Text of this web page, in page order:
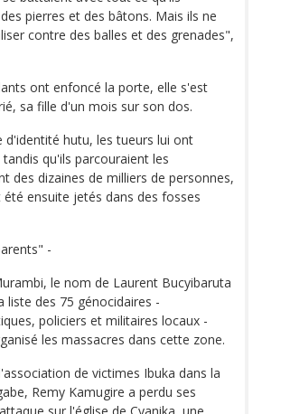
pierres et des bâtons. Mais ils ne
contre des balles et des grenades",
ont enfoncé la porte, elle s'est
sa fille d'un mois sur son dos.
d'identité hutu, les tueurs lui ont
qu'ils parcouraient les
des dizaines de milliers de personnes,
ensuite jetés dans des fosses
-
le nom de Laurent Bucyibaruta
liste des 75 génocidaires -
policiers et militaires locaux -
les massacres dans cette zone.
de victimes Ibuka dans la
Remy Kamugire a perdu ses